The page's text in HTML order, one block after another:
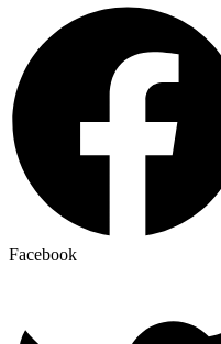
Facebook